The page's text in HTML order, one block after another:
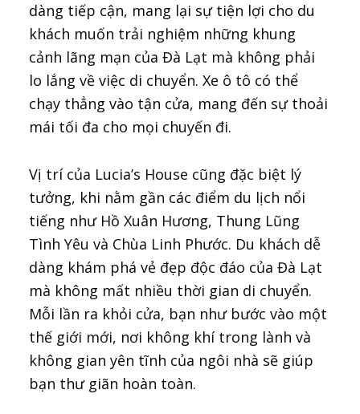
dàng tiếp cận, mang lại sự tiện lợi cho du
khách muốn trải nghiệm những khung
cảnh lãng mạn của Đà Lạt mà không phải
lo lắng về việc di chuyển. Xe ô tô có thể
chạy thẳng vào tận cửa, mang đến sự thoải
mái tối đa cho mọi chuyến đi.
Vị trí của Lucia’s House cũng đặc biệt lý
tưởng, khi nằm gần các điểm du lịch nổi
tiếng như Hồ Xuân Hương, Thung Lũng
Tình Yêu và Chùa Linh Phước. Du khách dễ
dàng khám phá vẻ đẹp độc đáo của Đà Lạt
mà không mất nhiều thời gian di chuyển.
Mỗi lần ra khỏi cửa, bạn như bước vào một
thế giới mới, nơi không khí trong lành và
không gian yên tĩnh của ngôi nhà sẽ giúp
bạn thư giãn hoàn toàn.